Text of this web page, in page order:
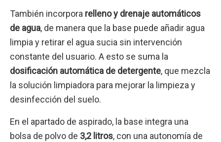
También incorpora relleno y drenaje automáticos
de agua, de manera que la base puede añadir agua
limpia y retirar el agua sucia sin intervención
constante del usuario. A esto se suma la
dosificación automática de detergente, que mezcla
la solución limpiadora para mejorar la limpieza y
desinfección del suelo.
En el apartado de aspirado, la base integra una
bolsa de polvo de 3,2 litros, con una autonomía de